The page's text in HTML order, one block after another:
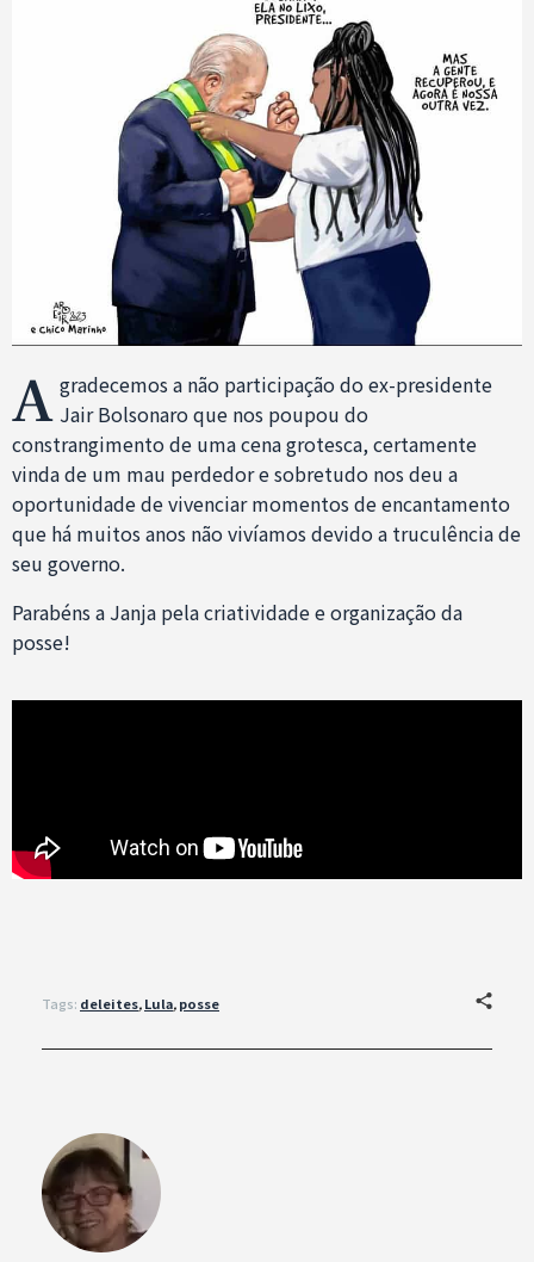
A gradecemos a não participação do ex-presidente
Jair Bolsonaro que nos poupou do
constrangimento de uma cena grotesca, certamente
vinda de um mau perdedor e sobretudo nos deu a
oportunidade de vivenciar momentos de encantamento
que há muitos anos não vivíamos devido a truculência de
seu governo.
Parabéns a Janja pela criatividade e organização da
posse!
Tags: deleites,Lula,posse